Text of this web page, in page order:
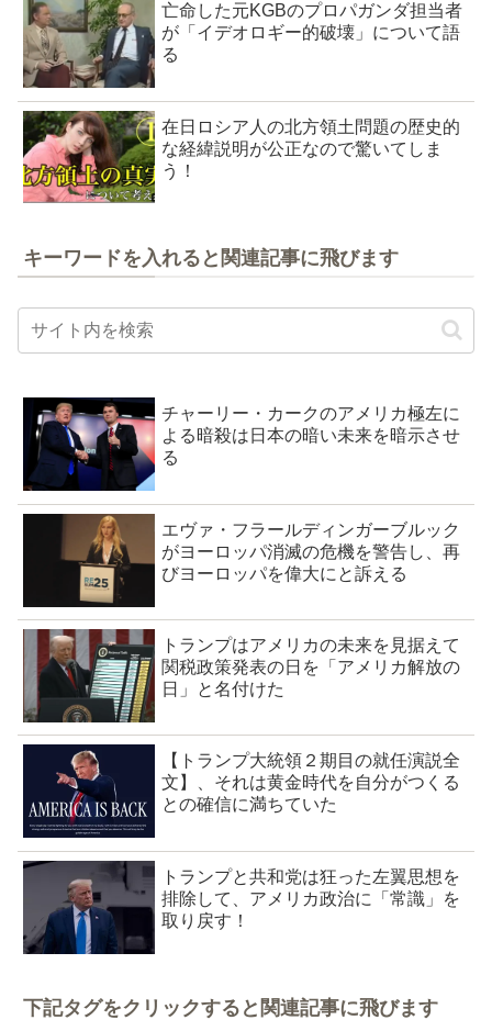
亡命した元KGBのプロパガンダ担当者
が「イデオロギー的破壊」について語
る
在日ロシア人の北方領土問題の歴史的
な経緯説明が公正なので驚いてしま
う！
キーワードを入れると関連記事に飛びます
チャーリー・カークのアメリカ極左に
よる暗殺は日本の暗い未来を暗示させ
る
エヴァ・フラールディンガーブルック
がヨーロッパ消滅の危機を警告し、再
びヨーロッパを偉大にと訴える
トランプはアメリカの未来を見据えて
関税政策発表の日を「アメリカ解放の
日」と名付けた
【トランプ大統領２期目の就任演説全
文】、それは黄金時代を自分がつくる
との確信に満ちていた
トランプと共和党は狂った左翼思想を
排除して、アメリカ政治に「常識」を
取り戻す！
下記タグをクリックすると関連記事に飛びます